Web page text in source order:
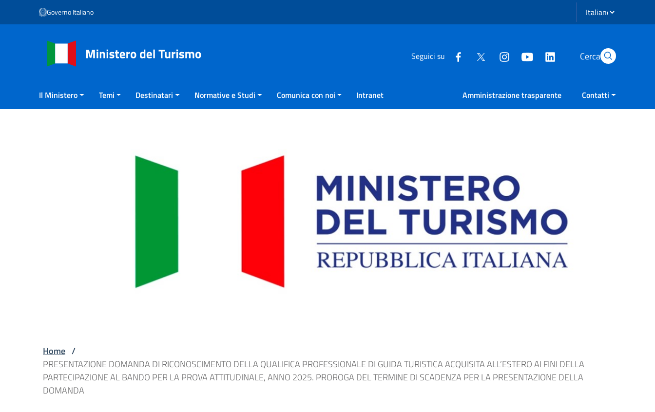
Vai ai contenuti
Vai al menu di navigazione
Governo Italiano Seleziona lingua
Seguici su Cerca
Il Ministero Temi Destinatari Normative e Studi Comunica con noi Intranet Amministrazione trasparente Contatti
Home /
PRESENTAZIONE DOMANDA DI RICONOSCIMENTO DELLA QUALIFICA PROFESSIONALE DI GUIDA TURISTICA ACQUISITA ALL’ESTERO AI FINI DELLA
PARTECIPAZIONE AL BANDO PER LA PROVA ATTITUDINALE, ANNO 2025. PROROGA DEL TERMINE DI SCADENZA PER LA PRESENTAZIONE DELLA
DOMANDA